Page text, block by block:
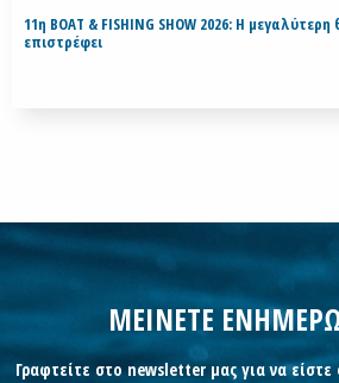
11η BOAT & FISHING SHOW 2026: Η
επιστρέφει
ΜΕΙΝΕΤΕ
Γραφτείτε στο newsletter μας για να είστε